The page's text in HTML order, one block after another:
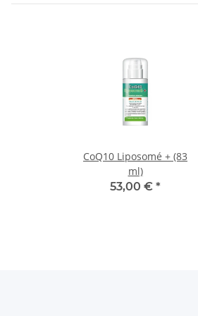
CoQ10 Liposomé + (83
ml)
53,00 € *